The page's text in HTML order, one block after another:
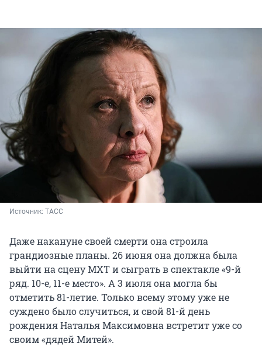
Источник: ТАСС
Даже накануне своей смерти она строила
грандиозные планы. 26 июня она должна была
выйти на сцену МХТ и сыграть в спектакле «9-й
ряд. 10-е, 11-е место». А 3 июля она могла бы
отметить 81-летие. Только всему этому уже не
суждено было случиться, и свой81-й день
рождения Наталья Максимовна встретит уже со
своим «дядей Митей».